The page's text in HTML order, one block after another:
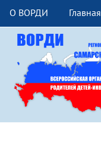
О ВОРДИ Главная